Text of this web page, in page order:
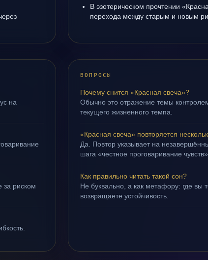
В эзотерическом прочтении
перехода между старым и новым
на
за риском
ВОПРОСЫ
Почему снится «Красная свеча»?
Обычно это отражение темы
текущего жизненного темпа.
«Красная свеча» повторяется
Да. Повтор указывает на
шага «честное проговаривание чувств».
Как правильно читать такой сон?
Не буквально, а как метафору: где вы
возвращаете устойчивость.